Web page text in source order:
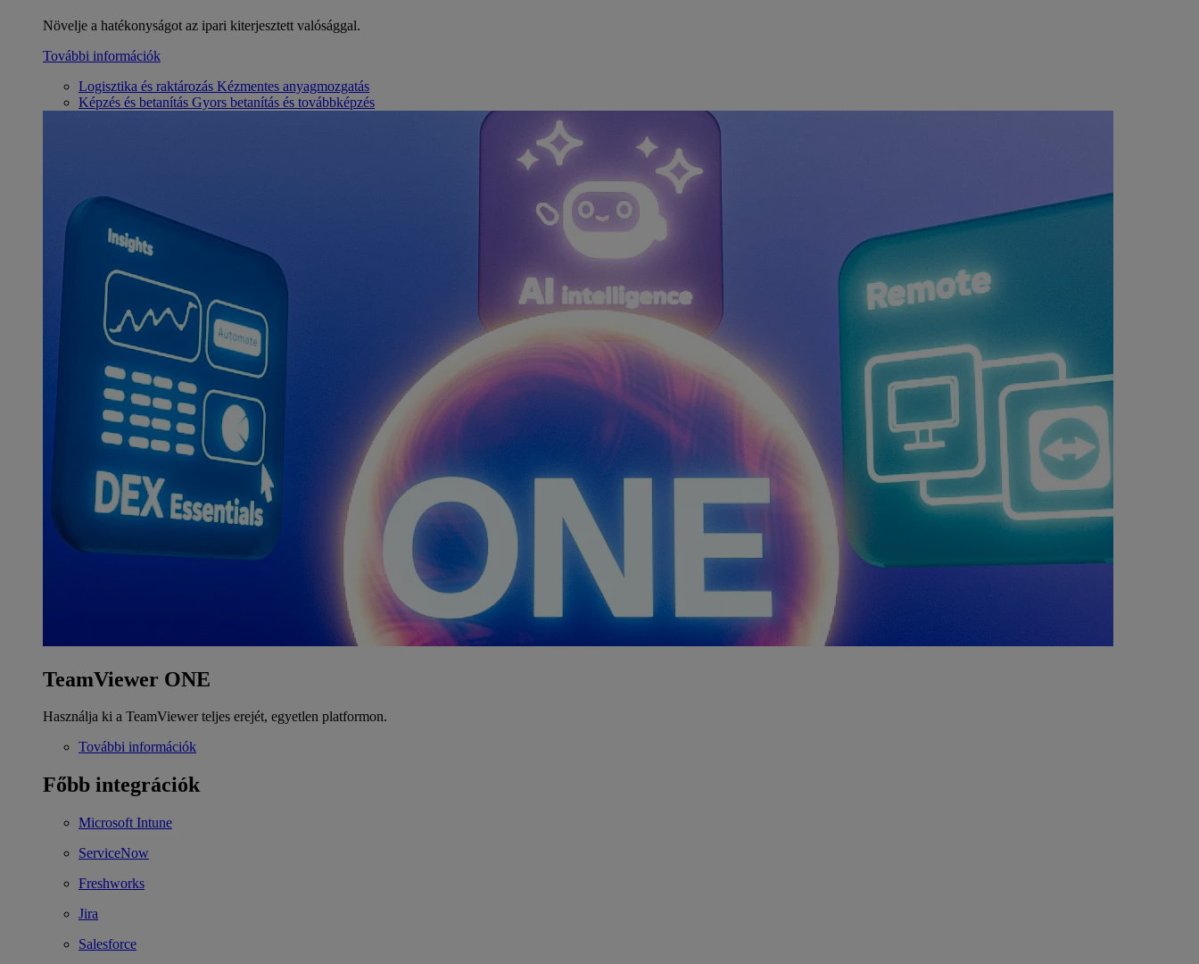
Növelje a hatékonyságot az ipari kiterjesztett valósággal.
További információk
Logisztika és raktározás Kézmentes anyagmozgatás
Képzés és betanítás Gyors betanítás és továbbképzés
TeamViewer ONE
Használja ki a TeamViewer teljes erejét, egyetlen platformon.
További információk
Főbb integrációk
Microsoft Intune
ServiceNow
Freshworks
Jira
Salesforce